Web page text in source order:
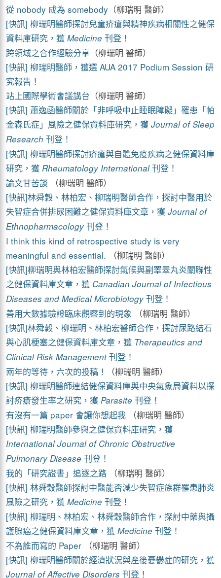
從 nobody 成為 somebody （柳瑞明 醫師）
[快訊] 柳瑞明醫師探討兒童疥瘡與精神疾病相關性之健保
資料庫研究，獲 Medicine 刊登！
跨領域之合作經驗分享 （柳瑞明 醫師）
[快訊] 柳瑞明醫師，獲選 AUA 2017 Podium Session 研
究報告！
站上國際學術會議講台 （柳瑞明 醫師）
[快訊] 蕭逸函醫師關於「非呼吸中止睡眠障礙」罹患「帕
金森氏症」風險之健保資料庫研究，獲 Journal of Sleep
Research 刊登！
[快訊] 柳瑞明醫師探討疥瘡與自體免疫疾病之健保資料庫
研究，獲 Rheumatology International刊登！
論文甘苦談
（柳瑞明 醫師）
[快訊]林舜穀、林柏宏、柳瑞明醫師合作，探討中醫用於
失智症合併排尿困難之健保資料庫文章，獲 Journal of
Ethnopharmacology 刊登！
I think this kind of retrospective study is very
meaningful and essential. （柳瑞明 醫師）
[快訊]柳瑞明與林柏宏醫師探討氣候與副睪睪丸炎關聯性
之健保資料庫文章，獲 Canadian Journal of Infectious
Diseases and Medical Microbiology 刊登！
善用大數據驗證臨床觀察到的現象 （柳瑞明 醫師）
[快訊]林舜穀、柳瑞明、林柏宏醫師合作，探討尿路結石
與心肌梗塞之健保資料庫文章，獲 Therapeutics and
Clinical Risk Management刊登！
兩年的等待，六次的投稿！
（柳瑞明 醫師）
[快訊] 柳瑞明醫師連結健保資料庫與中央氣象局資料以探
討疥瘡發生率之研究，獲 Parasite 刊登！
有沒有一篇 paper 會讓你想起我
（柳瑞明 醫師）
[快訊] 柳瑞明醫師參與之健保資料庫研究，獲
International Journal of Chronic Obstructive
Pulmonary Disease 刊登！
我的「研究證書」追逐之路
（柳瑞明 醫師）
[快訊] 林舜穀醫師探討中醫能否減少失智症族群罹患肺炎
風險之研究，獲 Medicine 刊登！
[快訊] 柳瑞明、林柏宏、林舜穀醫師合作，探討中藥與攝
護腺癌之健保資料庫文章，獲 Medicine 刊登！
不為誰而寫的 Paper
（柳瑞明 醫師）
[快訊] 柳瑞明醫師關於經濟狀況與產後憂鬱症的研究，獲
Journal of Affective Disorders 刊登！